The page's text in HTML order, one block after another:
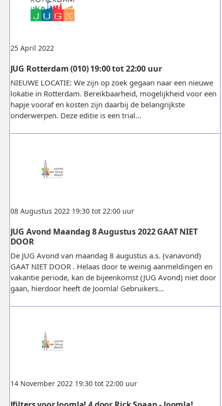
25 April 2022
JUG Rotterdam (010) 19:00 tot 22:00 uur
NIEUWE LOCATIE: We zijn op zoek gegaan naar een nieuwe
lokatie in Rotterdam. Bereikbaarheid, mogelijkheid voor een
hapje vooraf en kosten zijn daarbij de belangrijkste
onderwerpen. Deze editie is een trial...
08 Augustus 2022 19:30 tot 22:00 uur
JUG Avond Maandag 8 Augustus 2022 GAAT NIET
DOOR
De JUG Avond van maandag 8 augustus a.s. (vanavond)
GAAT NIET DOOR . Helaas door te weinig aanmeldingen en
vakantie periode, kan de bijeenkomst (JUG Avond) niet door
gaan, hierdoor heeft de Joomla! Gebruikers...
14 November 2022 19:30 tot 22:00 uur